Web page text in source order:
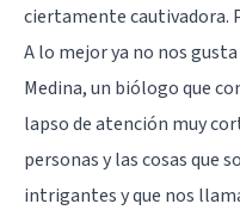
ciertamente cautivadora.
A lo mejor ya no nos
Medina, un biólogo que
lapso de atención muy
personas y las cosas que
intrigantes y que nos